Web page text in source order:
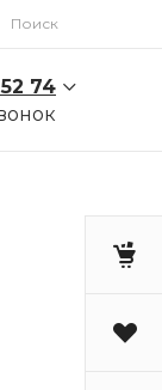
Поиск
74